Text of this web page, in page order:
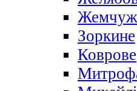
Зоркине
Коврове